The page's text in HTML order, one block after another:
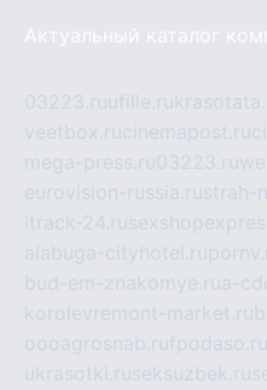
Актуальный каталог
03223.ruufille.ru
veetbox.rucinemapost.ru
mega-press.ru03223.ru
eurovision-russia.rustrah-
itrack-24.ru
alabuga-cityhotel.ru
bud-em-znakomye.rua-
korolevremont-market.ru
oooagrosnab.rufpodaso.ru
ukrasotki.ruseksuzbek.ru